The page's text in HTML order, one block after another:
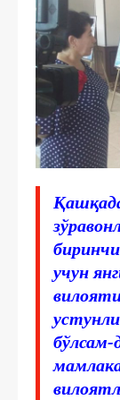
учун
бўлсам-